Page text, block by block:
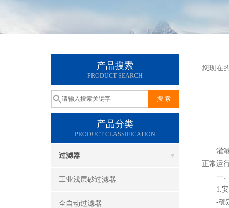
产品搜索
PRODUCT SEARCH
产品分类
PRODUCT CLASSIFICATION
过滤器
工业浅层砂过滤器
全自动过滤器
您现在
灌溉
正常运
一、
1.安
-确定